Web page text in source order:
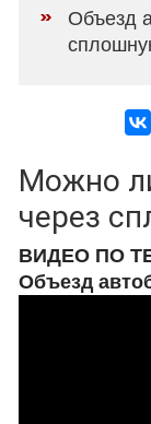
Объезд
Можно
через
ВИДЕО ПО
Объезд